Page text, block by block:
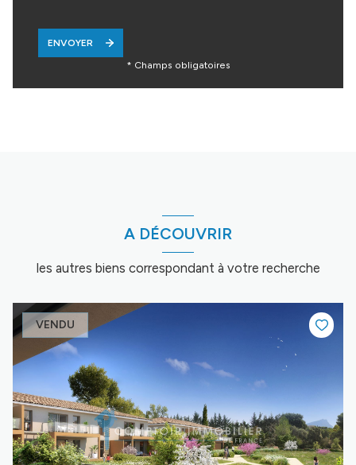
ENVOYER
* Champs obligatoires
A DÉCOUVRIR
les autres biens correspondant à votre recherche
VENDU